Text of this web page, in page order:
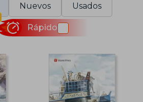
Nuevos Usados
Rápido